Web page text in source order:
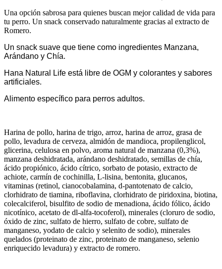
Una opción sabrosa para quienes buscan mejor calidad de vida para
tu perro. Un snack conservado naturalmente gracias al extracto de
Romero.
Un snack suave que tiene como ingredientes Manzana,
Arándano y Chía.
Hana Natural Life está libre de OGM y colorantes y sabores
artificiales.
Alimento específico para perros adultos.
Harina de pollo, harina de trigo, arroz, harina de arroz, grasa de
pollo, levadura de cerveza, almidón de mandioca, propilenglicol,
glicerina, celulosa en polvo, aroma natural de manzana (0,3%),
manzana deshidratada, arándano deshidratado, semillas de chía,
ácido propiónico, ácido cítrico, sorbato de potasio, extracto de
achiote, carmín de cochinilla, L-lisina, bentonita, glucanos,
vitaminas (retinol, cianocobalamina, d-pantotenato de calcio,
clorhidrato de tiamina, riboflavina, clorhidrato de piridoxina, biotina,
colecalciferol, bisulfito de sodio de menadiona, ácido fólico, ácido
nicotínico, acetato de dl-alfa-tocoferol), minerales (cloruro de sodio,
óxido de zinc, sulfato de hierro, sulfato de cobre, sulfato de
manganeso, yodato de calcio y selenito de sodio), minerales
quelados (proteinato de zinc, proteinato de manganeso, selenio
enriquecido levadura) y extracto de romero.